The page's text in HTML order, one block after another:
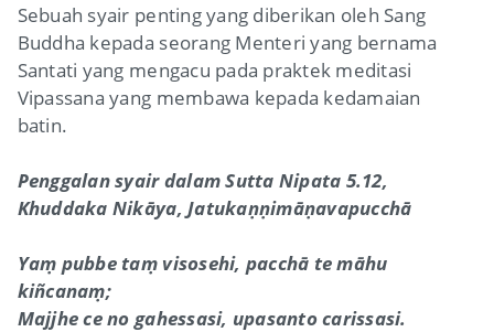
Sebuah syair penting yang diberikan oleh Sang
Buddha kepada seorang Menteri yang bernama
Santati yang mengacu pada praktek meditasi
Vipassana yang membawa kepada kedamaian
batin.
Penggalan syair dalam Sutta Nipata 5.12,
Khuddaka Nikāya, Jatukaṇṇimāṇavapucchā
Yaṃ pubbe taṃ visosehi, pacchā te māhu
kiñcanaṃ;
Majjhe ce no gahessasi, upasanto carissasi.